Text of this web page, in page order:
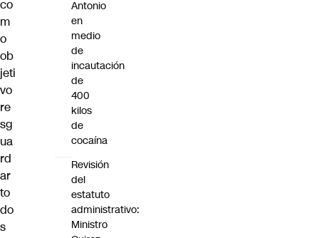
co
m
o
ob
jeti
vo
re
sg
ua
rd
ar
to
do
s
Antonio
en
medio
de
incautación
de
400
kilos
de
cocaína
Revisión
del
estatuto
administrativo:
Ministro